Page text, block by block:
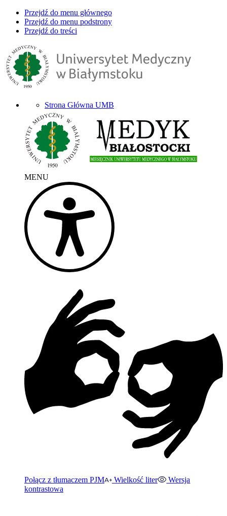
Przejdź do menu głównego
Przejdź do menu podstrony
Przejdź do treści
Strona Główna UMB
MENU
Połącz z tłumaczem PJM Wielkość liter
Wersja
kontrastowa